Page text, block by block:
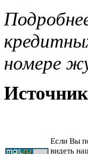
номере
Если Вы
видеть